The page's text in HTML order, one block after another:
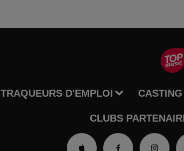
TRAQUEURS D'EMPLOI CASTING
CLUBS